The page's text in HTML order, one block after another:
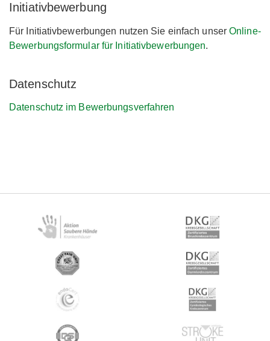
Initiativbewerbung
Für Initiativbewerbungen nutzen Sie einfach unserOnline-
Bewerbungsformular für Initiativbewerbungen.
Datenschutz
Datenschutz im Bewerbungsverfahren